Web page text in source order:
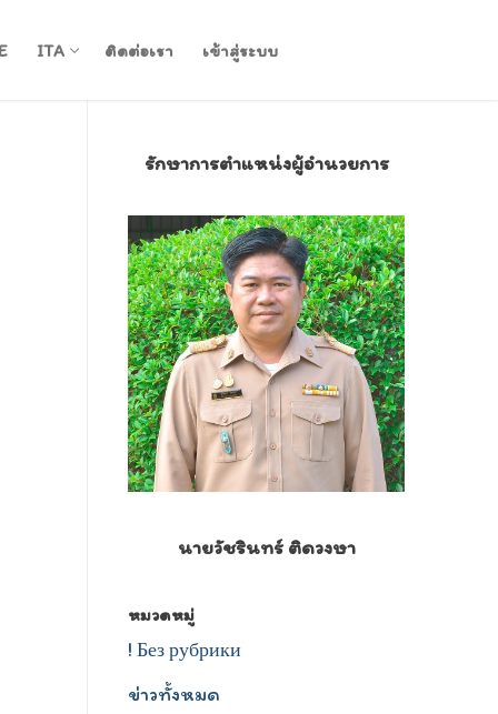
ITA ติดต่อเรา เข้าสู่ระบบ
รักษาการตำแหน่งผู้อำนวยการ
นายวัชรินทร์ ติดวงษา
หมวดหมู่
! Без рубрики
ข่าวทั้งหมด